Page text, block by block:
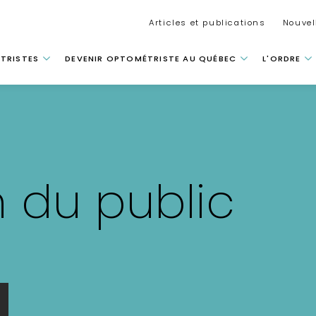
Articles et publications
principale
DEVENIR OPTOMÉTRISTE AU QUÉBEC L'ORDRE
du public